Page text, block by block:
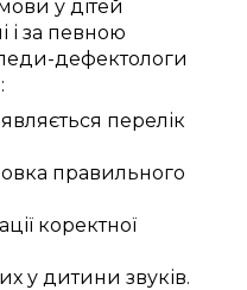
у дітей
і за певною
дефектологи
перелік
правильного
коректної
у дитини звуків.